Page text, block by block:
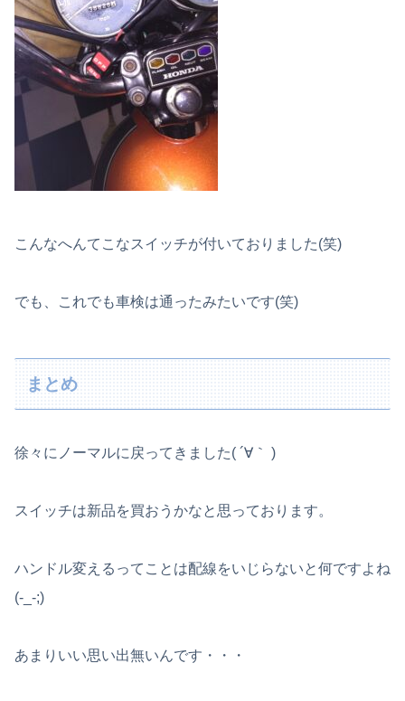
こんなへんてこなスイッチが付いておりました(笑)
でも、これでも車検は通ったみたいです(笑)
まとめ
徐々にノーマルに戻ってきました( ´∀｀ )
スイッチは新品を買おうかなと思っております。
ハンドル変えるってことは配線をいじらないと何ですよね
(-_-;)
あまりいい思い出無いんです・・・